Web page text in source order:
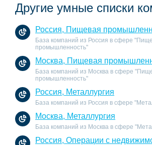
Другие умные списки
Россия, Пищевая
База компаний из Россия в сфере
промышленность"
Москва, Пищевая
База компаний из Москва в сфере
промышленность"
Россия, Металлургия
База компаний из Россия в сфере
Москва, Металлургия
База компаний из Москва в сфере
Россия, Операции с